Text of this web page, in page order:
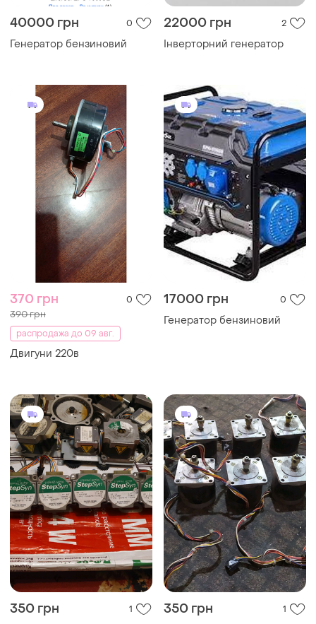
40000 грн 0
Генератор бензиновий
22000 грн 2
Інверторний генератор
370 грн 0
390 грн
распродажа до 09 авг.
Двигуни 220в
17000 грн 0
Генератор бензиновий
350 грн 1 350 грн 1